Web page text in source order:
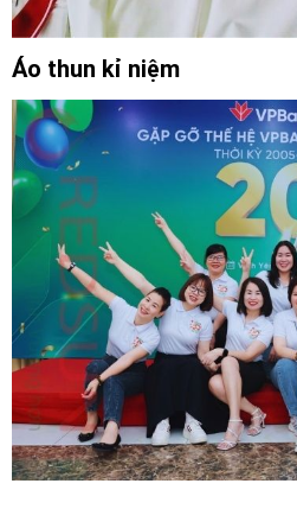
Áo thun kỉ niệm